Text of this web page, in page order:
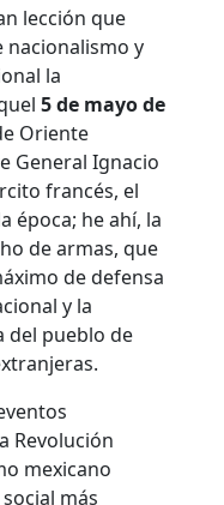
lección que
y
la
5 de mayo de
Oriente
General Ignacio
francés, el
época; he ahí, la
de armas, que
de defensa
y la
del pueblo de
Revolución
mexicano
más